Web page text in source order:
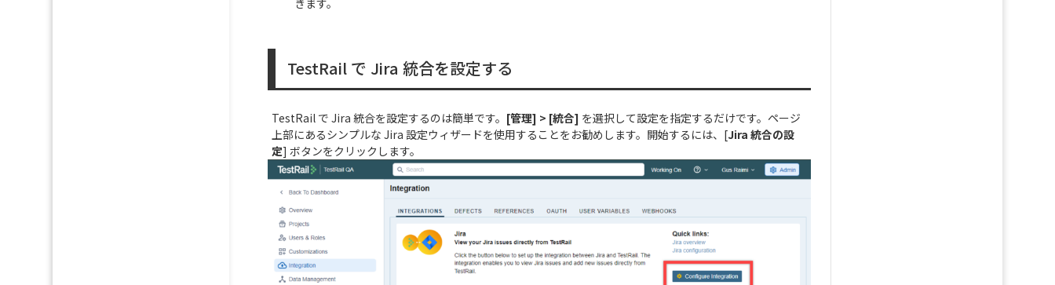
TestRail で Jira 統合を設定する
TestRail で Jira 統合を設定するのは簡単です。 [管理] > [統合] を選択して設定を指定するだけです。ページ
上部にあるシンプルな Jira 設定ウィザードを使用することをお勧めします。開始するには、[Jira 統合の設
定] ボタンをクリックします。